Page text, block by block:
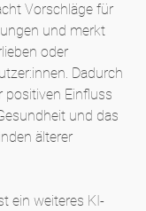
Vorschläge für
und merkt
oder
Dadurch
positiven Einfluss
und das
älterer
ein weiteres KI-